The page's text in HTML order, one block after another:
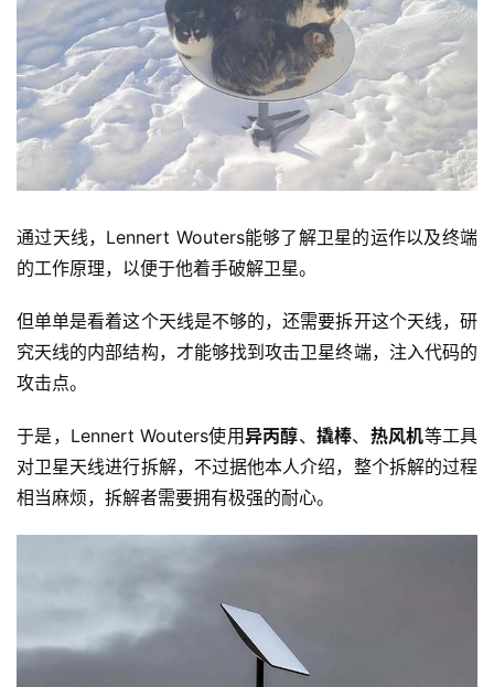
通过天线，Lennert Wouters能够了解卫星的运作以及终端
的工作原理，以便于他着手破解卫星。
但单单是看着这个天线是不够的，还需要拆开这个天线，研
究天线的内部结构，才能够找到攻击卫星终端，注入代码的
攻击点。
于是，Lennert Wouters使用异丙醇、 撬棒、 热风机等工具
对卫星天线进行拆解，不过据他本人介绍，整个拆解的过程
相当麻烦，拆解者需要拥有极强的耐心。